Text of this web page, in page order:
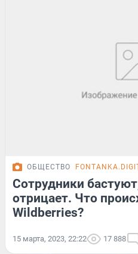
ОБЩЕСТВО
Сотрудники
отрицает. Что
Wildberries?
15 марта, 2023, 22:22 17 888